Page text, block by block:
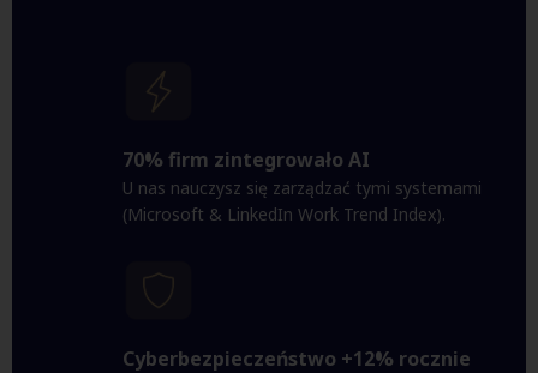
70% firm zintegrowało AI
U nas nauczysz się zarządzać tymi systemami
(Microsoft & LinkedIn Work Trend Index).
Cyberbezpieczeństwo +12% rocznie